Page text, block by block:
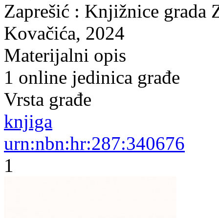
Zaprešić : Knjižnice grada
Kovačića, 2024
Materijalni opis
1 online jedinica građe
Vrsta građe
knjiga
urn:nbn:hr:287:340676
1